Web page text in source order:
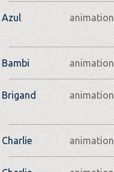
Azul animation
Bambi animation
Brigand animation
Charlie animation